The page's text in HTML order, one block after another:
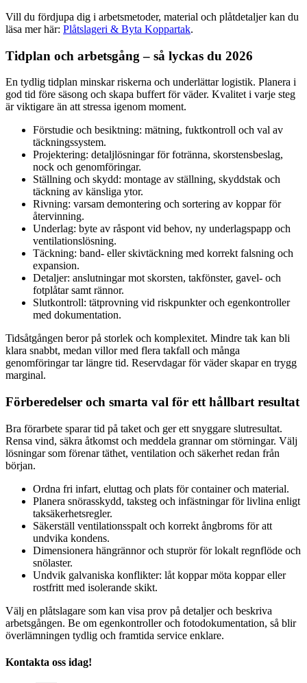
Vill du fördjupa dig i arbetsmetoder, material och plåtdetaljer kan du
läsa mer här: Plåtslageri & Byta Koppartak.
Tidplan och arbetsgång – så lyckas du 2026
En tydlig tidplan minskar riskerna och underlättar logistik. Planera i
god tid före säsong och skapa buffert för väder. Kvalitet i varje steg
är viktigare än att stressa igenom moment.
Förstudie och besiktning: mätning, fuktkontroll och val av
täckningssystem.
Projektering: detaljlösningar för fotränna, skorstensbeslag,
nock och genomföringar.
Ställning och skydd: montage av ställning, skyddstak och
täckning av känsliga ytor.
Rivning: varsam demontering och sortering av koppar för
återvinning.
Underlag: byte av råspont vid behov, ny underlagspapp och
ventilationslösning.
Täckning: band- eller skivtäckning med korrekt falsning och
expansion.
Detaljer: anslutningar mot skorsten, takfönster, gavel- och
fotplåtar samt rännor.
Slutkontroll: tätprovning vid riskpunkter och egenkontroller
med dokumentation.
Tidsåtgången beror på storlek och komplexitet. Mindre tak kan bli
klara snabbt, medan villor med flera takfall och många
genomföringar tar längre tid. Reservdagar för väder skapar en trygg
marginal.
Förberedelser och smarta val för ett hållbart resultat
Bra förarbete sparar tid på taket och ger ett snyggare slutresultat.
Rensa vind, säkra åtkomst och meddela grannar om störningar. Välj
lösningar som förenar täthet, ventilation och säkerhet redan från
början.
Ordna fri infart, eluttag och plats för container och material.
Planera snörasskydd, taksteg och infästningar för livlina enligt
taksäkerhetsregler.
Säkerställ ventilationsspalt och korrekt ångbroms för att
undvika kondens.
Dimensionera hängrännor och stuprör för lokalt regnflöde och
snölaster.
Undvik galvaniska konflikter: låt koppar möta koppar eller
rostfritt med isolerande skikt.
Välj en plåtslagare som kan visa prov på detaljer och beskriva
arbetsgången. Be om egenkontroller och fotodokumentation, så blir
överlämningen tydlig och framtida service enklare.
Kontakta oss idag!